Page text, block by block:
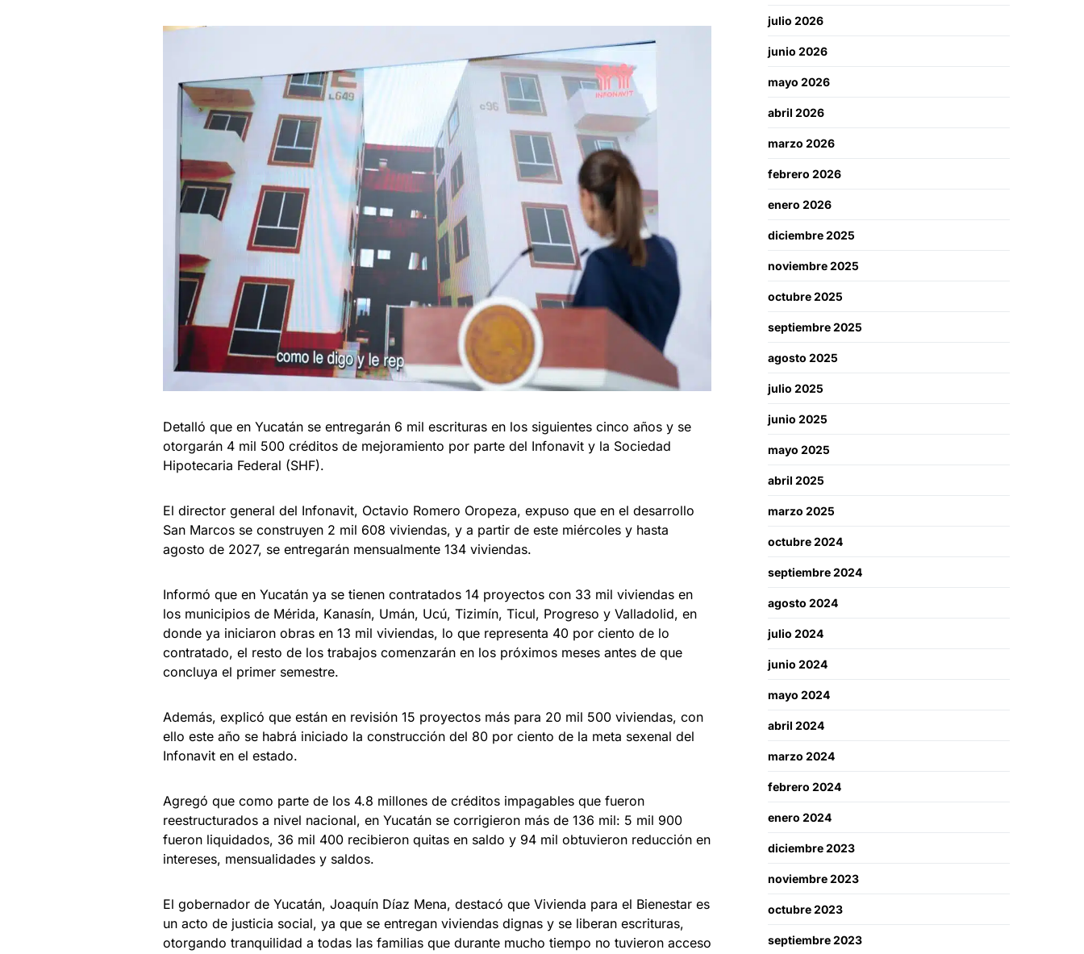
Detalló que en Yucatán se entregarán 6 mil escrituras en los siguientes cinco años y se
otorgarán 4 mil 500 créditos de mejoramiento por parte del Infonavit y la Sociedad
Hipotecaria Federal (SHF).
El director general del Infonavit, Octavio Romero Oropeza, expuso que en el desarrollo
San Marcos se construyen 2 mil 608 viviendas, y a partir de este miércoles y hasta
agosto de 2027, se entregarán mensualmente 134 viviendas.
Informó que en Yucatán ya se tienen contratados 14 proyectos con 33 mil viviendas en
los municipios de Mérida, Kanasín, Umán, Ucú, Tizimín, Ticul, Progreso y Valladolid, en
donde ya iniciaron obras en 13 mil viviendas, lo que representa 40 por ciento de lo
contratado, el resto de los trabajos comenzarán en los próximos meses antes de que
concluya el primer semestre.
Además, explicó que están en revisión 15 proyectos más para 20 mil 500 viviendas, con
ello este año se habrá iniciado la construcción del 80 por ciento de la meta sexenal del
Infonavit en el estado.
Agregó que como parte de los 4.8 millones de créditos impagables que fueron
reestructurados a nivel nacional, en Yucatán se corrigieron más de 136 mil: 5 mil 900
fueron liquidados, 36 mil 400 recibieron quitas en saldo y 94 mil obtuvieron reducción en
intereses, mensualidades y saldos.
El gobernador de Yucatán, Joaquín Díaz Mena, destacó que Vivienda para el Bienestar es
un acto de justicia social, ya que se entregan viviendas dignas y se liberan escrituras,
otorgando tranquilidad a todas las familias que durante mucho tiempo no tuvieron acceso
julio 2026
junio 2026
mayo 2026
abril 2026
marzo 2026
febrero 2026
enero 2026
diciembre 2025
noviembre 2025
octubre 2025
septiembre 2025
agosto 2025
julio 2025
junio 2025
mayo 2025
abril 2025
marzo 2025
octubre 2024
septiembre 2024
agosto 2024
julio 2024
junio 2024
mayo 2024
abril 2024
marzo 2024
febrero 2024
enero 2024
diciembre 2023
noviembre 2023
octubre 2023
septiembre 2023